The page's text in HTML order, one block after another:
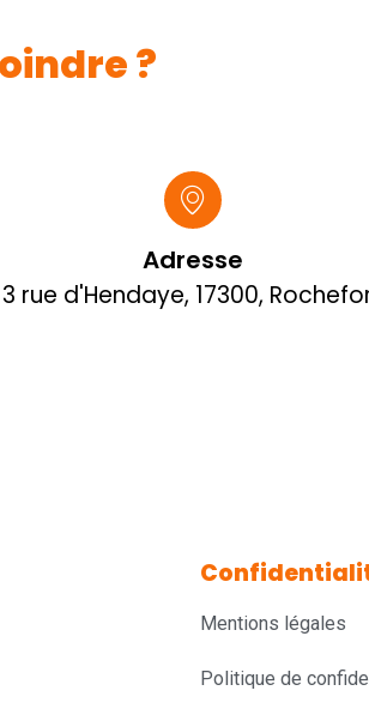
?
Adresse
3 rue d'Hendaye, 17300,
Mentions légales
Politique de